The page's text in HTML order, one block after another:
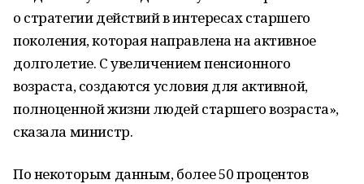
о стратегии действий в интересах старшего
поколения, которая направлена на активное
долголетие. С увеличением пенсионного
возраста, создаются условия для активной,
полноценной жизни людей старшего возраста»,
сказала министр.
По некоторым данным, более 50 процентов